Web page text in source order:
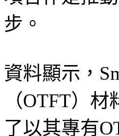
步。
資料顯示，
（OTFT）
了以其專有